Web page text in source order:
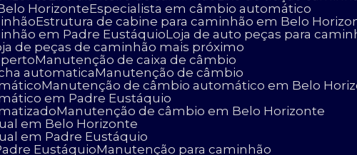
Horizonte
Especialista em câmbio automático
Estrutura de cabine para caminhão em Belo
em Padre Eustáquio Loja de auto peças para
de peças de caminhão mais próximo
perto
Manutenção de caixa de câmbio
automatica
Manutenção de câmbio
Manutenção de câmbio automático em Belo
em Padre Eustáquio
Manutenção de câmbio em Belo Horizonte
em Belo Horizonte
em Padre Eustáquio
Eustáquio
Manutenção para caminhão